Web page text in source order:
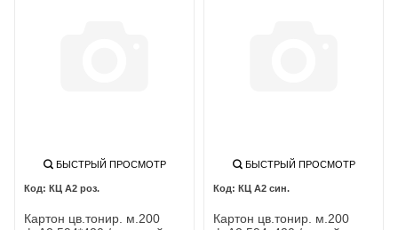
БЫСТРЫЙ ПРОСМОТР
КЦ А2 роз.
Картон цв.тонир. м.200
БЫСТРЫЙ ПРОСМОТР
КЦ А2 син.
Картон цв.тонир. м.200